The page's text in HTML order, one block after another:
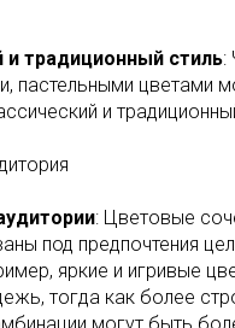
и традиционный стиль:
пастельными цветами
и
: Цветовые
под предпочтения
яркие и игривые
тогда как более